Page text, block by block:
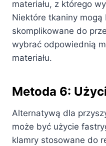
materiału, z którego
Niektóre tkaniny mogą
skomplikowane do
wybrać odpowiednią
materiału.
Metoda 6:
Alternatywą dla
może być użycie
klamry stosowane do